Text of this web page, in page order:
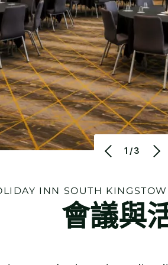
1/3
INN SOUTH
會議與